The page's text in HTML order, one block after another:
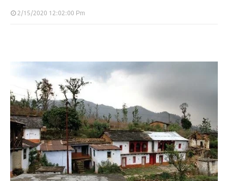
2/15/2020 12:02:00 Pm